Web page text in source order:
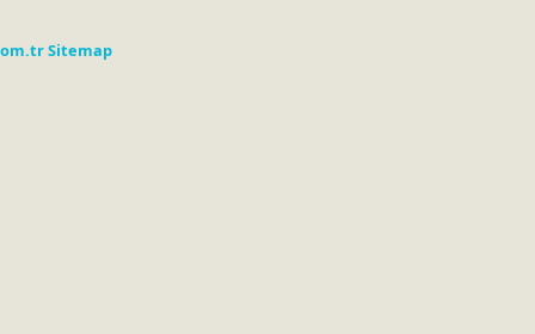
Sitemap